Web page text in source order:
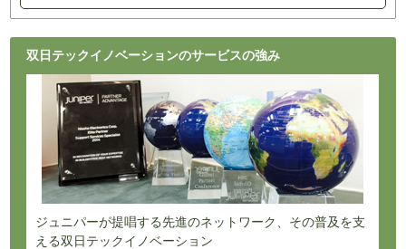
双日テックイノベーションのサービスの強み
ジュニパーが提唱する先進のネットワーク、 その普及を支
える双日テックイノベーション